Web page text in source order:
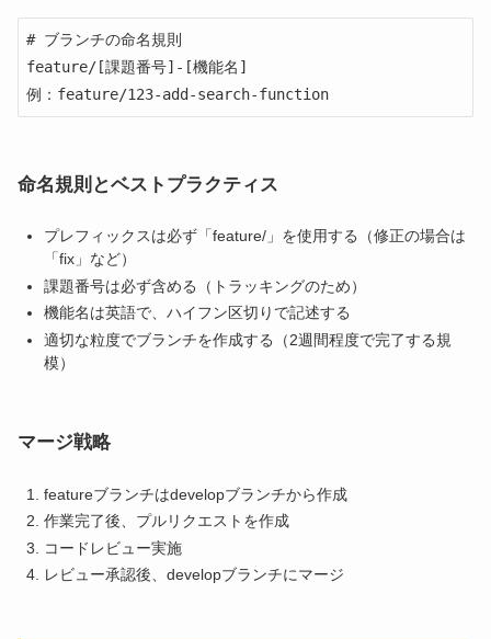
# ブランチの命名規則
feature/[課題番号]-[機能名]
例：feature/123-add-search-function
命名規則とベストプラクティス
プレフィックスは必ず「feature/」を使用する（修正の場合は
「fix」など）
課題番号は必ず含める（トラッキングのため）
機能名は英語で、ハイフン区切りで記述する
適切な粒度でブランチを作成する（2週間程度で完了する規
模）
マージ戦略
featureブランチはdevelopブランチから作成
作業完了後、プルリクエストを作成
コードレビュー実施
レビュー承認後、developブランチにマージ